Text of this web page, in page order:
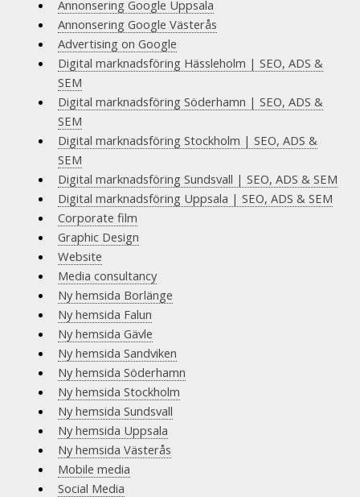
Annonsering Google Uppsala
Annonsering Google Västerås
Advertising on Google
Digital marknadsföring Hässleholm | SEO, ADS &
SEM
Digital marknadsföring Söderhamn | SEO, ADS &
SEM
Digital marknadsföring Stockholm | SEO, ADS &
SEM
Digital marknadsföring Sundsvall | SEO, ADS & SEM
Digital marknadsföring Uppsala | SEO, ADS & SEM
Corporate film
Graphic Design
Website
Media consultancy
Ny hemsida Borlänge
Ny hemsida Falun
Ny hemsida Gävle
Ny hemsida Sandviken
Ny hemsida Söderhamn
Ny hemsida Stockholm
Ny hemsida Sundsvall
Ny hemsida Uppsala
Ny hemsida Västerås
Mobile media
Social Media